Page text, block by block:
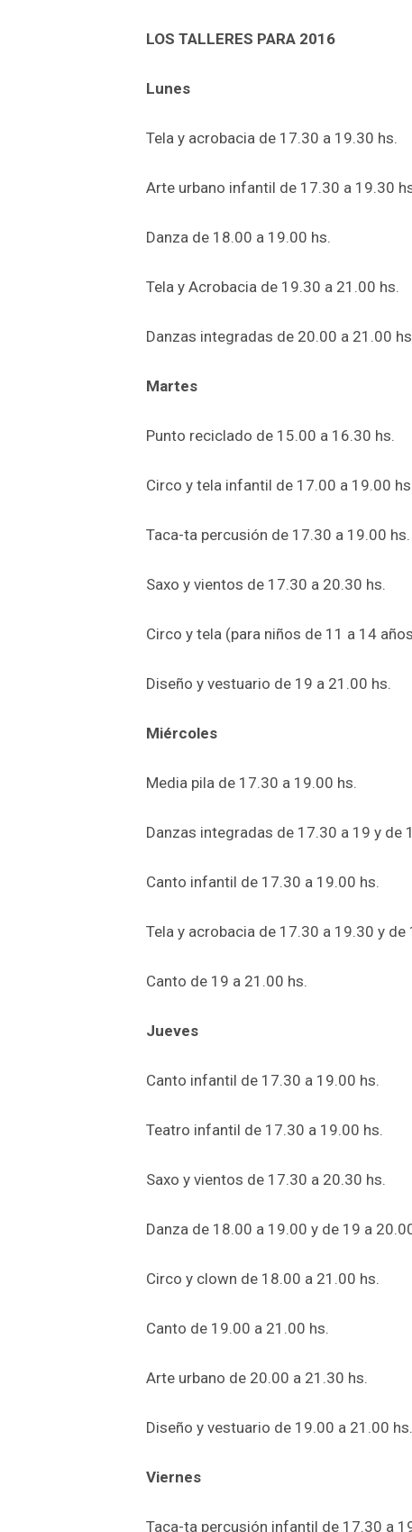
LOS TALLERES PARA 2016
Lunes
Tela y acrobacia de 17.30 a 19.30 hs.
Arte urbano infantil de 17.30 a 19.30
Danza de 18.00 a 19.00 hs.
Tela y Acrobacia de 19.30 a 21.00 hs.
Danzas integradas de 20.00 a 21.00
Martes
Punto reciclado de 15.00 a 16.30 hs.
Circo y tela infantil de 17.00 a 19.00
Taca-ta percusión de 17.30 a 19.00 hs.
Saxo y vientos de 17.30 a 20.30 hs.
Circo y tela (para niños de 11 a 14
Diseño y vestuario de 19 a 21.00 hs.
Miércoles
Media pila de 17.30 a 19.00 hs.
Danzas integradas de 17.30 a 19 y de
Canto infantil de 17.30 a 19.00 hs.
Tela y acrobacia de 17.30 a 19.30 y de
Canto de 19 a 21.00 hs.
Jueves
Canto infantil de 17.30 a 19.00 hs.
Teatro infantil de 17.30 a 19.00 hs.
Saxo y vientos de 17.30 a 20.30 hs.
Danza de 18.00 a 19.00 y de 19 a
Circo y clown de 18.00 a 21.00 hs.
Canto de 19.00 a 21.00 hs.
Arte urbano de 20.00 a 21.30 hs.
Diseño y vestuario de 19.00 a 21.00 hs.
Viernes
Taca-ta percusión infantil de 17.30 a